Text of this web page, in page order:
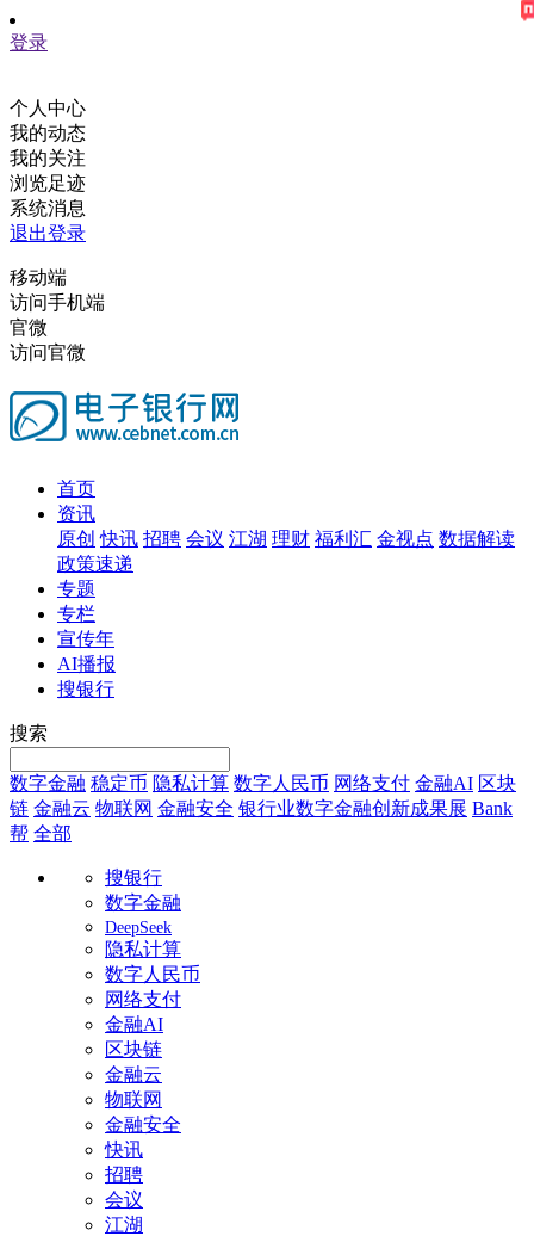
登录
个人中心
我的动态
我的关注
浏览足迹
系统消息
退出登录
移动端
访问手机端
官微
访问官微
首页
资讯
原创 快讯 招聘 会议 江湖 理财 福利汇 金视点 数据解读
政策速递
专题
专栏
宣传年
AI播报
搜银行
搜索
数字金融 稳定币 隐私计算 数字人民币 网络支付 金融AI 区块
链 金融云 物联网 金融安全 银行业数字金融创新成果展 Bank
帮 全部
搜银行
数字金融
DeepSeek
隐私计算
数字人民币
网络支付
金融AI
区块链
金融云
物联网
金融安全
快讯
招聘
会议
江湖